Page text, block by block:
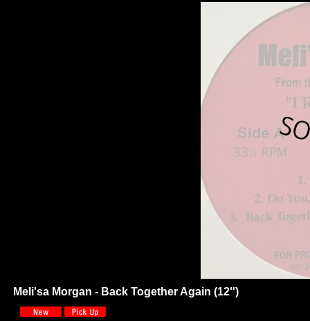
Meli'sa Morgan - Back Together Again (12'')